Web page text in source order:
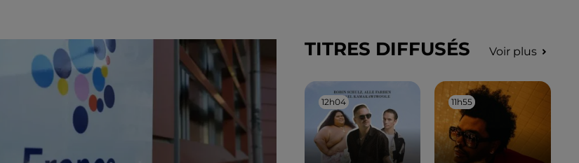
TITRES DIFFUSÉS Voir plus
12h04
12h04 11h55
11h55